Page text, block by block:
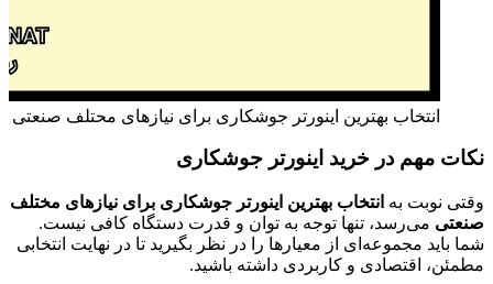
انتخاب بهترین اینورتر جوشکاری برای نیازهای محتلف صنعتی
نکات مهم در خرید اینورتر جوشکاری
وقتی نوبت به انتخاب بهترین اینورتر جوشکاری برای نیازهای مختلف
صنعتی می‌رسد، تنها توجه به توان و قدرت دستگاه کافی نیست.
شما باید مجموعه‌ای از معیارها را در نظر بگیرید تا در نهایت انتخابی
مطمئن، اقتصادی و کاربردی داشته باشید.